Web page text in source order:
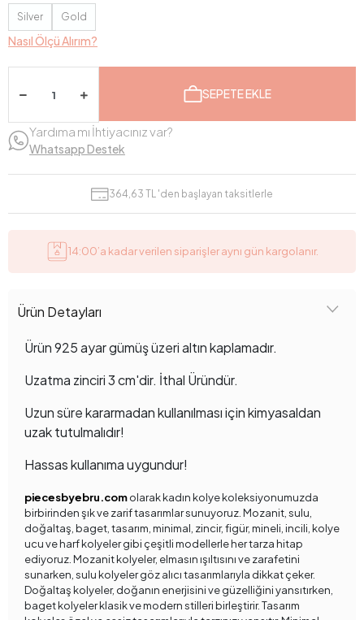
Silver Gold
Nasıl Ölçü Alırım?
SEPETE EKLE
Yardıma mı İhtiyacınız var?
Whatsapp Destek
364,63 TL 'den başlayan taksitlerle
14:00’a kadar verilen siparişler aynı gün kargolanır.
Ürün Detayları
Ürün 925 ayar gümüş üzeri altın kaplamadır.
Uzatma zinciri 3 cm'dir. İthal Üründür.
Uzun süre kararmadan kullanılması için kimyasaldan
uzak tutulmalıdır!
Hassas kullanıma uygundur!
piecesbyebru.comolarak kadın kolye koleksiyonumuzda
birbirinden şık ve zarif tasarımlar sunuyoruz. Mozanit, sulu,
doğaltaş, baget, tasarım, minimal, zincir, figür, mineli, incili, kolye
ucu ve harf kolyeler gibi çeşitli modellerle her tarza hitap
ediyoruz. Mozanit kolyeler, elmasın ışıltısını ve zarafetini
sunarken, sulu kolyeler göz alıcı tasarımlarıyla dikkat çeker.
Doğaltaş kolyeler, doğanın enerjisini ve güzelliğini yansıtırken,
baget kolyeler klasik ve modern stilleri birleştirir. Tasarım